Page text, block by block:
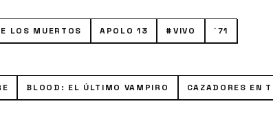
LOS MUERTOS APOLO 13 #VIVO ´71
BLOOD: EL ÚLTIMO VAMPIRO CAZADORES EN